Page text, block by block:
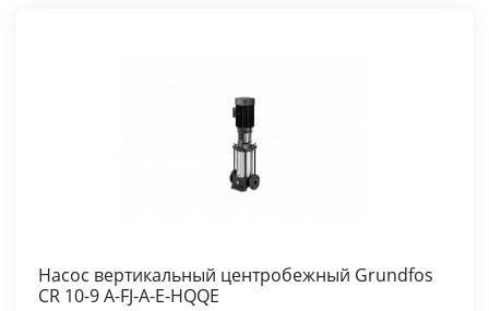
Насос вертикальный центробежный Grundfos
CR 10-9 A-FJ-A-E-HQQE